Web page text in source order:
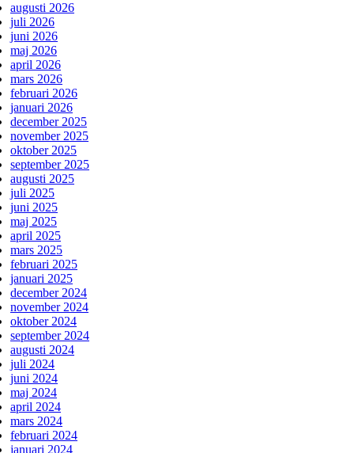
augusti 2026
juli 2026
juni 2026
maj 2026
april 2026
mars 2026
februari 2026
januari 2026
december 2025
november 2025
oktober 2025
september 2025
augusti 2025
juli 2025
juni 2025
maj 2025
april 2025
mars 2025
februari 2025
januari 2025
december 2024
november 2024
oktober 2024
september 2024
augusti 2024
juli 2024
juni 2024
maj 2024
april 2024
mars 2024
februari 2024
januari 2024